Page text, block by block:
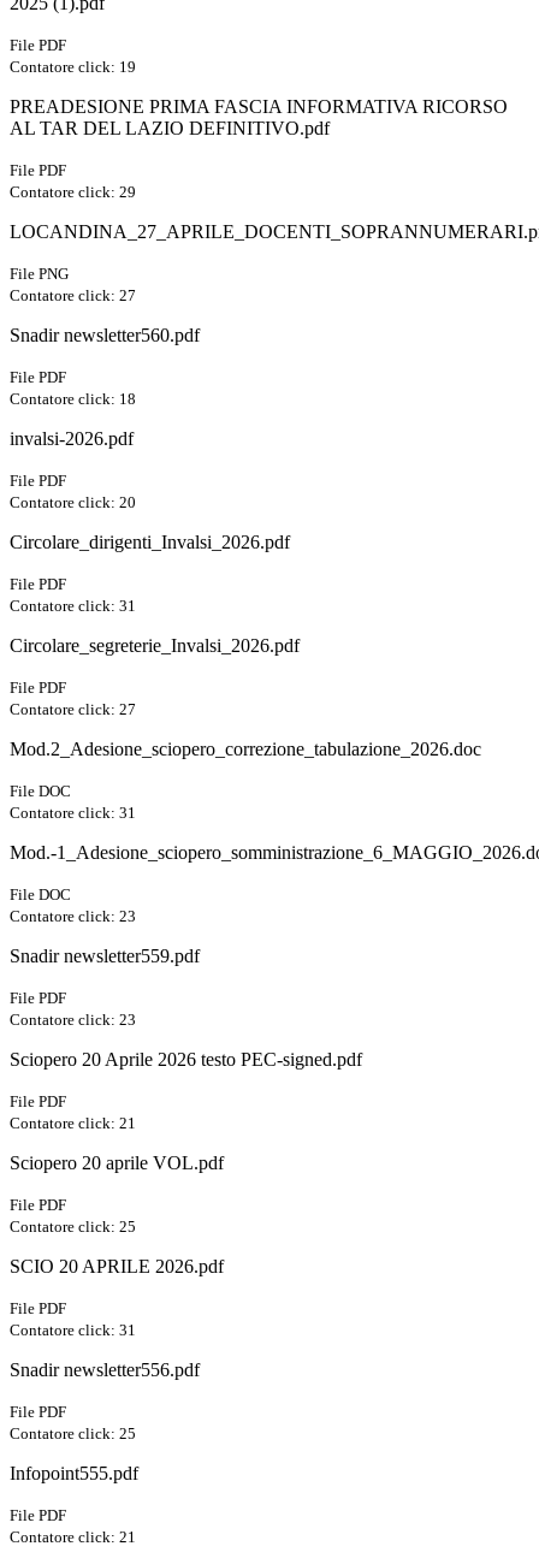
File PDF
Contatore click: 19
PREADESIONE PRIMA FASCIA INFORMATIVA RICORSO
AL TAR DEL LAZIO DEFINITIVO.pdf
File PDF
Contatore click: 29
File PNG
Contatore click: 27
Snadir newsletter560.pdf
File PDF
Contatore click: 18
invalsi-2026.pdf
File PDF
Contatore click: 20
Circolare_dirigenti_Invalsi_2026.pdf
File PDF
Contatore click: 31
Circolare_segreterie_Invalsi_2026.pdf
File PDF
Contatore click: 27
Mod.2_Adesione_sciopero_correzione_tabulazione_2026.doc
File DOC
Contatore click: 31
Mod.-
File DOC
Contatore click: 23
Snadir newsletter559.pdf
File PDF
Contatore click: 23
Sciopero 20 Aprile 2026 testo PEC-signed.pdf
File PDF
Contatore click: 21
Sciopero 20 aprile VOL.pdf
File PDF
Contatore click: 25
SCIO 20 APRILE 2026.pdf
File PDF
Contatore click: 31
Snadir newsletter556.pdf
File PDF
Contatore click: 25
Infopoint555.pdf
File PDF
Contatore click: 21